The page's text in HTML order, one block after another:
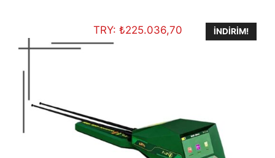
€11.900,00.
TRY: ₺225.036,70 İNDIRIM!